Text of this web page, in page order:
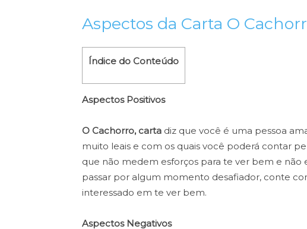
Aspectos da Carta O
Índice do Conteúdo
Aspectos Positivos
O Cachorro, carta diz que você é uma pessoa
muito leais e com os quais você poderá contar
que não medem esforços para te ver bem e não
passar por algum momento desafiador, conte
interessado em te ver bem.
Aspectos Negativos